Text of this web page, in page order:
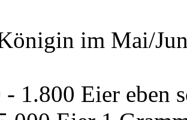
im Mai/
- 1.800 Eier